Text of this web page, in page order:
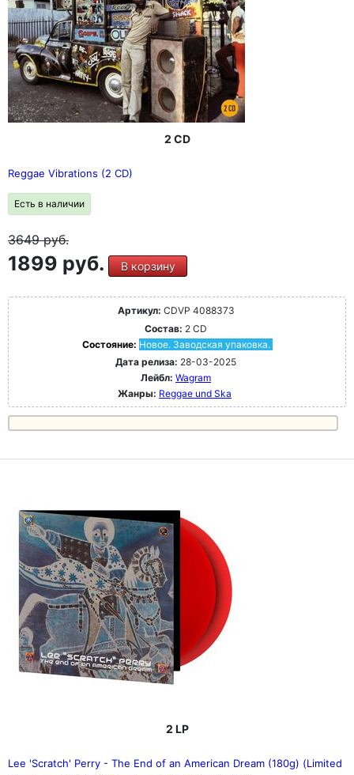
2 CD
Reggae Vibrations (2 CD)
Есть в наличии
3649руб.
1899 руб. В корзину
Артикул: CDVP 4088373
Состав: 2 CD
Состояние: Новое. Заводская упаковка.
Дата релиза: 28-03-2025
Лейбл: Wagram
Жанры: Reggae und Ska
2 LP
Lee 'Scratch' Perry - The End of an American Dream (180g) (Limited